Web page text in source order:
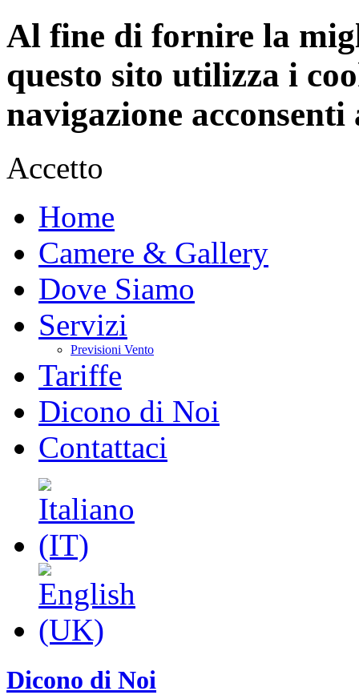
Al fine di fornire la
questo sito utilizza i
navigazione
Accetto
Home
Camere & Gallery
Dove Siamo
Servizi
Previsioni Vento
Tariffe
Dicono di Noi
Contattaci
Dicono di Noi